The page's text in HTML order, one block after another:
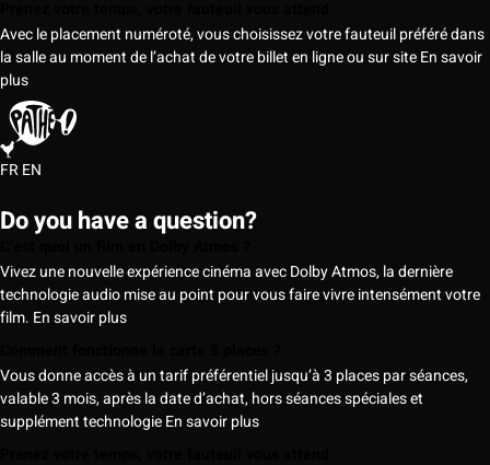
Avec le placement numéroté, vous choisissez votre fauteuil préféré dans
la salle au moment de l’achat de votre billet en ligne ou sur siteEn savoir
plus
FREN
Do you have a question?
Vivez une nouvelle expérience cinéma avec Dolby Atmos, la dernière
technologie audio mise au point pour vous faire vivre intensément votre
film. En savoir plus
Vous donne accès à un tarif préférentiel jusqu’à 3 places par séances,
valable 3 mois, après la date d’achat, hors séances spéciales et
supplément technologieEn savoir plus